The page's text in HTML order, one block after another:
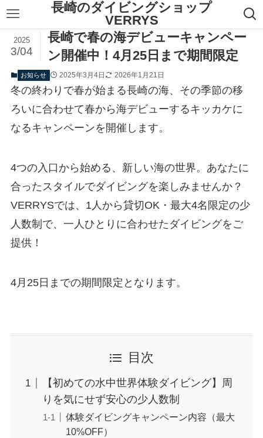
長崎のダイビングショップ
VERRYS
長崎で春の海デビューキャンペー
ン開催中！4月25日まで期間限定
2025
3/04
お知らせ 2025年3月4日 2026年1月21日
冬の終わりで春が始まる長崎の海、その季節の移
ろいに合わせて春から海デビューするキッカケに
なるキャンペーンを開催します。
4つの入口から始める、新しい海の世界。あなたに
合ったスタイルでダイビングを楽しみませんか？
VERRYSでは、1人から貸切OK・最大4名限定の少
人数制で、一人ひとりに合わせたダイビングをご
提供！
4月25日までの期間限定となります。
目次
【初めての水中世界体験ダイビング】周
りを気にせず安心の少人数制
体験ダイビングキャンペーン内容（最大
10%OFF）